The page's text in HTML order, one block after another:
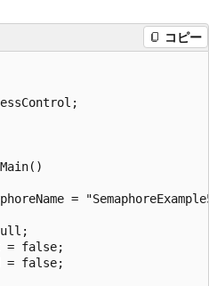
コピー
=
= false;
= false;